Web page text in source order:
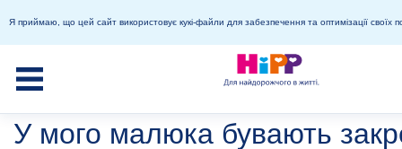
Я приймаю, що цей сайт використовує кукі-файли для забезпечення та оптимізації своїх
У мого малюка бувають